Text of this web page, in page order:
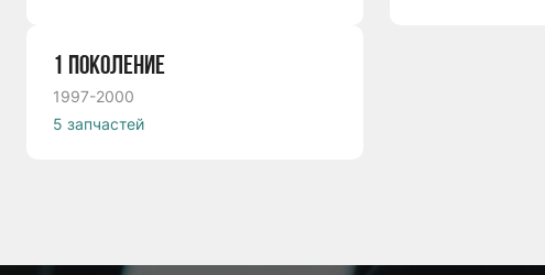
1 ПОКОЛЕНИЕ
1997-2000
5 запчастей